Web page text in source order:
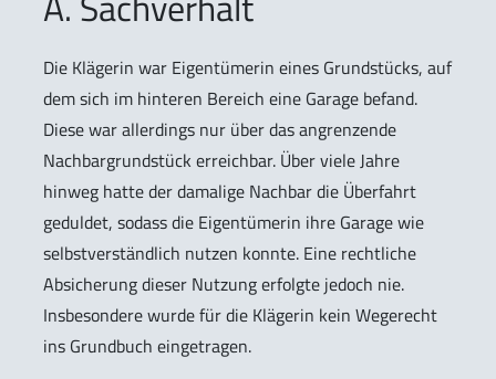
Die Klägerin war Eigentümerin eines Grundstücks, auf
dem sich im hinteren Bereich eine Garage befand.
Diese war allerdings nur über das angrenzende
Nachbargrundstück erreichbar. Über viele Jahre
hinweg hatte der damalige Nachbar die Überfahrt
geduldet, sodass die Eigentümerin ihre Garage wie
selbstverständlich nutzen konnte. Eine rechtliche
Absicherung dieser Nutzung erfolgte jedoch nie.
Insbesondere wurde für die Klägerin kein Wegerecht
ins Grundbuch eingetragen.